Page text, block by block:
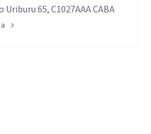
Uriburu 65, C1027AAA CABA